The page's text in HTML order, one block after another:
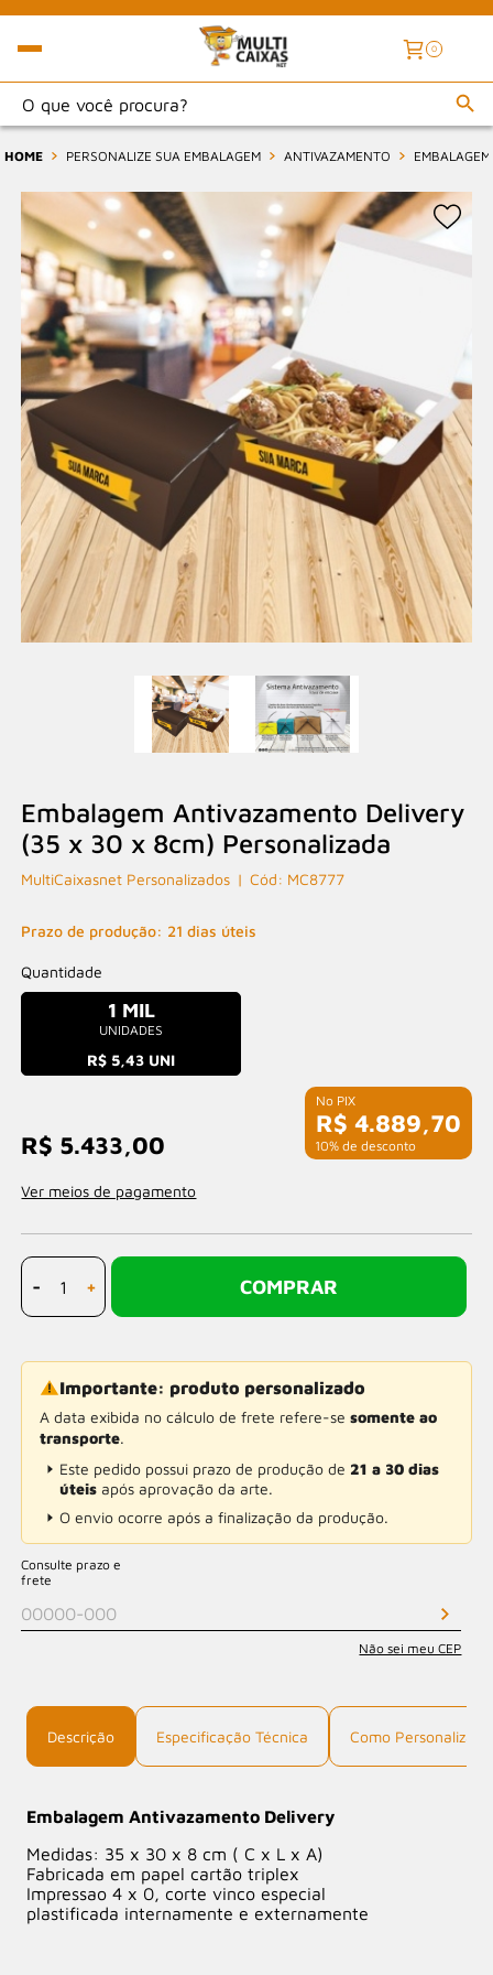
0
HOME PERSONALIZE SUA EMBALAGEM ANTIVAZAMENTO
Embalagem Antivazamento Delivery
(35 x 30 x 8cm) Personalizada
MultiCaixasnet Personalizados MC8777
Prazo de produção: 21 dias úteis
Quantidade
1 MIL
UNIDADES
R$ 5,43 UNI
R$ 4.889,70
com 10% de desconto
R$ 5.433,00
Ver meios de pagamento
- + COMPRAR
Importante: produto personalizado
A data exibida no cálculo de frete refere-sesomente ao
transporte.
Este pedido possui prazo de produção de 21 a 30 dias
úteis após aprovação da arte.
O envio ocorre após a finalização da produção.
Consulte prazo e
frete
Não sei meu CEP
Descrição Especificação Técnica Como Personalizar
Embalagem Antivazamento Delivery
Medidas: 35 x 30 x 8 cm ( C x L x A)
Fabricada em papel cartão triplex
Impressao 4 x 0, corte vinco especial
plastificada internamente e externamente